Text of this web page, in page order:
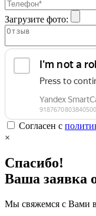
Загрузите фото:
Согласен с
×
Спасибо!
Ваша заявка
Мы свяжемся с Вами